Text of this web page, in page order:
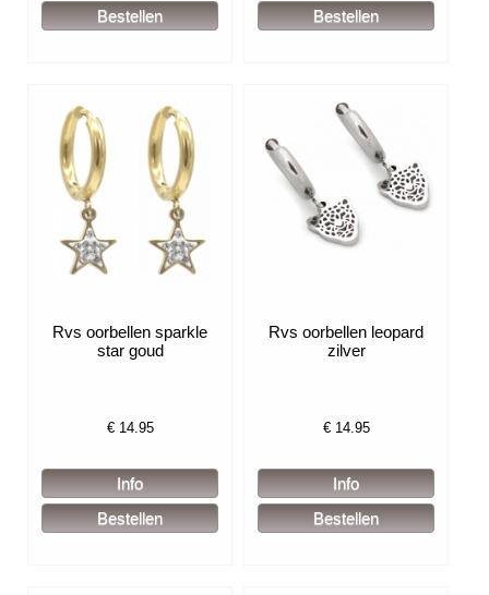
Rvs oorbellen sparkle
star goud
€ 14.95
Rvs oorbellen leopard
zilver
€ 14.95